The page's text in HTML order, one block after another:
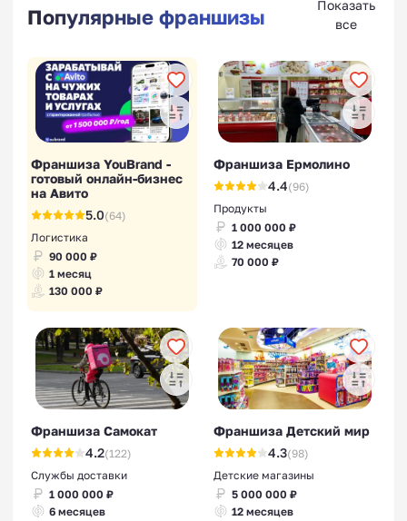
Популярные франшизы
Показать
все
Франшиза YouBrand -
готовый онлайн-бизнес
на Авито
5.0(64)
Логистика
90 000 ₽
1 месяц
130 000 ₽
Франшиза Ермолино
4.4(96)
Продукты
1 000 000 ₽
12 месяцев
70 000 ₽
Франшиза Самокат
4.2(122)
Службы доставки
1 000 000 ₽
6 месяцев
Франшиза Детский мир
4.3(98)
Детские магазины
5 000 000 ₽
12 месяцев